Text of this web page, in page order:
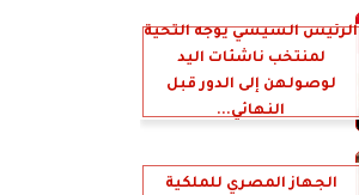
الرئيس السيسي يوجه التحية
لمنتخب ناشئات اليد
لوصولهن إلى الدور قبل
النهائي...
الجهاز المصري للملكية